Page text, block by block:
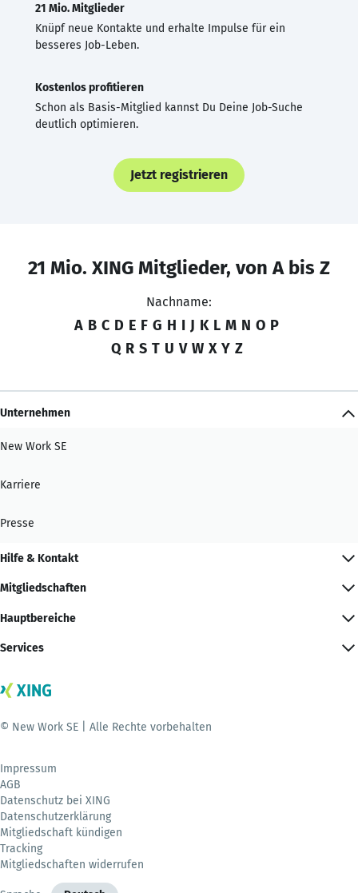
21 Mio. Mitglieder
Knüpf neue Kontakte und erhalte Impulse für ein
besseres Job-Leben.
Kostenlos profitieren
Schon als Basis-Mitglied kannst Du Deine Job-Suche
deutlich optimieren.
Jetzt registrieren
21 Mio. XING Mitglieder, von A bis Z
Nachname:
A B C D E F G H I J K L M N O P
Q R S T U V W X Y Z
Unternehmen
New Work SE
Karriere
Presse
Hilfe & Kontakt
Mitgliedschaften
Hauptbereiche
Services
© New Work SE | Alle Rechte vorbehalten
Impressum
AGB
Datenschutz bei XING
Datenschutzerklärung
Mitgliedschaft kündigen
Tracking
Mitgliedschaften widerrufen